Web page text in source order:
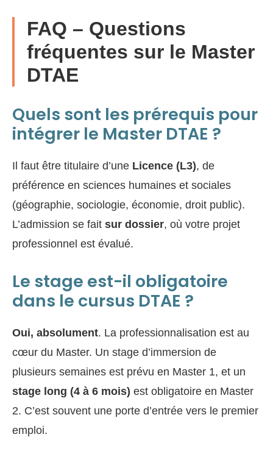
FAQ – Questions
fréquentes sur le Master
DTAE
Quels sont les prérequis pour
intégrer le Master DTAE ?
Il faut être titulaire d’une Licence (L3), de
préférence en sciences humaines et sociales
(géographie, sociologie, économie, droit public).
L’admission se fait sur dossier, où votre projet
professionnel est évalué.
Le stage est-il obligatoire
dans le cursus DTAE ?
Oui, absolument. La professionnalisation est au
cœur du Master. Un stage d’immersion de
plusieurs semaines est prévu en Master 1, et un
stage long (4 à 6 mois) est obligatoire en Master
2. C’est souvent une porte d’entrée vers le premier
emploi.